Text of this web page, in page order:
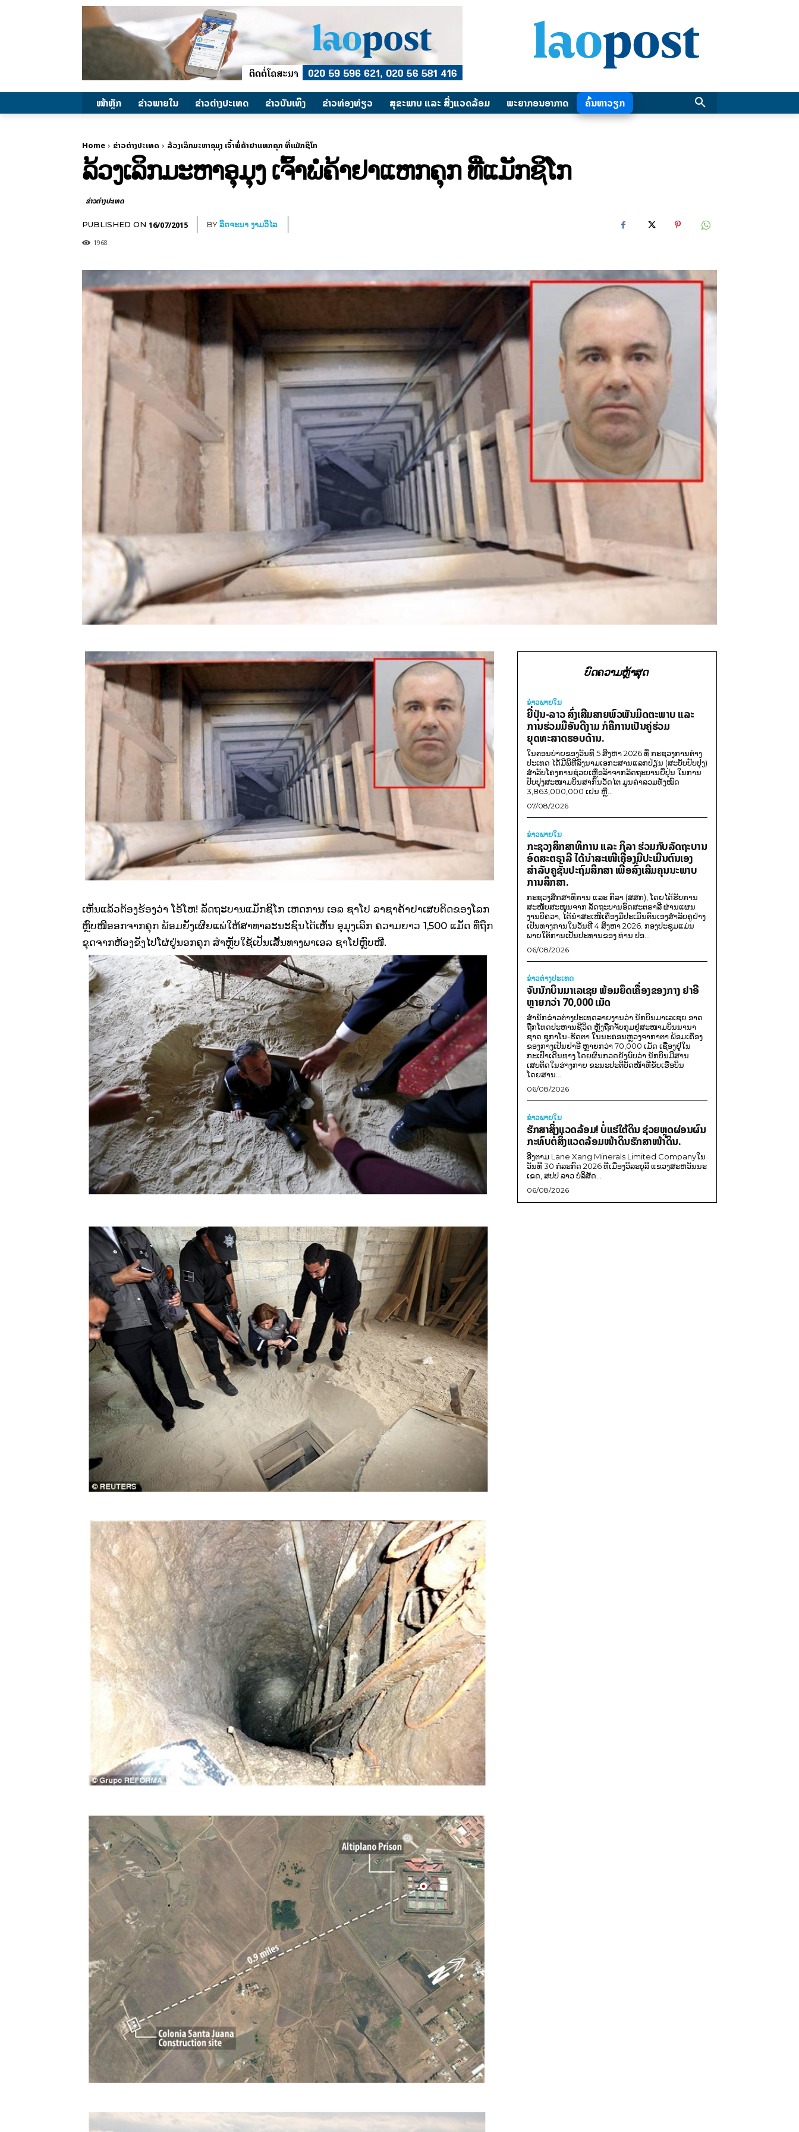
ໜ້າຫຼັກ ຂ່າວພາຍ​ໃນ ຂ່າວຕ່າງປະເທດ ​ຂ່າວບັນເທິງ ​ຂ່າວທ່ອງທ່ຽວ ສຸຂະພາບ ແລະ ສີ່ງແວດລ້ອມ ພະຍາກອນອາກາດ ຄົ້ນຫາວຽກ
Home ຂ່າວຕ່າງປະເທດ ລ້ວງເລິກມະຫາອຸມຸງ ເຈົ້າພໍ່ຄ້າຢາແຫກຄຸກ ທີ່ແມັກຊິໂກ
ລ້ວງເລິກມະຫາອຸມຸງ ເຈົ້າພໍ່ຄ້າຢາແຫກຄຸກ ທີ່ແມັກຊິໂກ
ຂ່າວຕ່າງປະເທດ
PUBLISHED ON 16/07/2015 BYລິດຈະນາ ງາມວິໄລ
1968
ເຫັນແລ້ວຕ້ອງຮ້ອງວ່າ ໂອ້ໂຫ! ລັດຖະບານແມັກຊິໂກ ເຫດການ ເອລ ຊາໂປ ລາຊາຄ້າຢາເສບຕິດຂອງໂລກ
ຫຼົບໜີອອກຈາກຄຸກ ພ້ອມຍັງເຜີຍແພ່ໃຫ້ສາທາລະນະຊົນໄດ້ເຫັນ ອຸມຸງເລິກ ຄວາມຍາວ 1,500 ແມັດ ທີ່ຖືກ
ຂຸດຈາກຫ້ອງຂັງໄປໂຜ່ຢູ່ນອກຄຸກ ສຳຫຼັບໃຊ້ເປັນເສັ້ນທາງພາເອລ ຊາໂປຫຼົບໜີ.
ບົດຄວາມຫຼ້າສຸດ
ຂ່າວພາຍ​ໃນ
ຍີ່ປຸ່ນ-ລາວ ສົ່ງເສີມສາຍພົວພັນມິດຕະພາບ ແລະ
ການຮ່ວມມືອັນດີງາມ ກໍຄືການເປັນຄູ່ຮ່ວມ
ຍຸດທະສາດຮອບດ້ານ.
ໃນຕອນບ່າຍຂອງວັນທີ 5 ສິງຫາ 2026 ທີ່ ກະຊວງການຕ່າງ
ປະເທດ ໄດ້ມີພິທີລົງນາມເອກະສານແລກປ່ຽນ (ສະບັບປັບປຸງ)
ສໍາລັບໂຄງການຊ່ວຍເຫຼືອລ້າຈາກລັດຖະບານຍີ່ປຸ່ນ ໃນການ
ປັບປຸງສະໜາມບິນສາກົນວັດໄຕ ມູນຄ່າລວມທັງໝົດ
3,863,000,000 ເຢນ ຫຼື...
07/08/2026
ຂ່າວພາຍ​ໃນ
ກະຊວງສຶກສາທິການ ແລະ ກິລາ ຮ່ວມກັບລັດຖະບານ
ອົດສະຕຣາລີ ໄດ້ນຳສະເໜີເຄື່ອງມືປະເມີນຕົນເອງ
ສຳລັບຄູຊັ້ນປະຖົມສຶກສາ ເພື່ອສົ່ງເສີມຄຸນນະພາບ
ການສຶກສາ.
ກະຊວງສຶກສາທິການ ແລະ ກິລາ (ສສກ), ໂດຍໄດ້ຮັບການ
ສະໜັບສະໜູນຈາກ ລັດຖະບານອົດສະຕຣາລີ ຜ່ານແຜນ
ງານບີຄວາ, ໄດ້ນຳສະເໜີເຄື່ອງມືປະເມີນຕົນເອງສຳລັບຄູຢ່າງ
ເປັນທາງການໃນວັນທີ 4 ສິງຫາ 2026. ກອງປະຊຸມແມ່ນ
ພາຍໃຕ້ການເປັນປະທານຂອງ ທ່ານ ປອ...
06/08/2026
ຂ່າວຕ່າງປະເທດ
ຈັບນັກບິນມາເລເຊຍ ພ້ອມຍຶດເຄື່ອງຂອງກາງ ຢາອີ
ຫຼາຍກວ່າ 70,000 ເມັດ
ສຳນັກຂ່າວຕ່າງປະເທດລາຍງານວ່າ ນັກບິນມາເລເຊຍ ອາດ
ຖືກໂທດປະຫານຊີວິດ ຫຼັງຖືກຈັບກຸມຢູ່ສະໜາມບິນນານາ
ຊາດ ຊູກາໂນ-ຮັດຕາ ໃນນະຄອນຫຼວງຈາກາຕາ ພ້ອມເຄື່ອງ
ຂອງກາງເປັນຢາອີ ຫຼາຍກວ່າ 70,000 ເມັດ ເຊື່ອງຢູ່ໃນ
ກະເປົາເດີນທາງ ໂດຍຜົນກວດຍັງພົບວ່າ ນັກບິນມີສານ
ເສບຕິດໃນຮ່າງກາຍ ຂະນະປະຕິບັດໜ້າທີ່ຂັບເຮືອບິນ
ໂດຍສານ...
06/08/2026
ຂ່າວພາຍ​ໃນ
ຮັກສາສິ່ງແວດລ້ອມ! ບໍ່ແຮ່ໃຕ້ດິນ ຊ່ວຍຫຼຸດຜ່ອນຜົນ
ກະທົບຕໍ່ສິ່ງແວດລ້ອມໜ້າດິນຮັກສາໜ້າດິນ.
ອີງຕາມ Lane Xang Minerals Limited Companyໃນ
ວັນທີ 30 ກໍລະກົດ 2026 ທີ່ເມືອງວິລະບູລີ ແຂວງສະຫວັນນະ
ເຂດ, ສປປ ລາວ ບໍລິສັດ...
06/08/2026